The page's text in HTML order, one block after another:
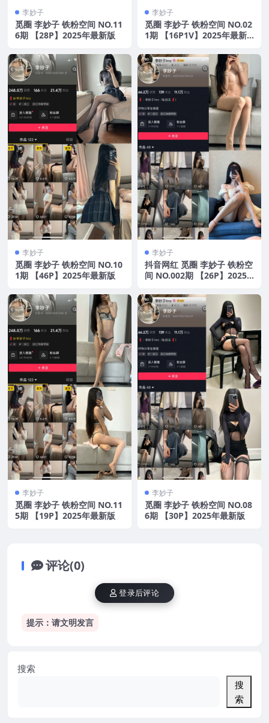
李妙子
觅圈 李妙子 铁粉空间 NO.11
6期 【28P】2025年最新版
李妙子
觅圈 李妙子 铁粉空间 NO.02
1期 【16P1V】2025年最新
李妙子
觅圈 李妙子 铁粉空间 NO.10
1期 【46P】2025年最新版
李妙子
抖音网红 觅圈 李妙子 铁粉空
间 NO.002期 【26P】2025
李妙子
觅圈 李妙子 铁粉空间 NO.11
5期 【19P】2025年最新版
李妙子
觅圈 李妙子 铁粉空间 NO.08
6期 【30P】2025年最新版
评论(0)
提示：请文明发言
登录后评论
搜索
搜
索